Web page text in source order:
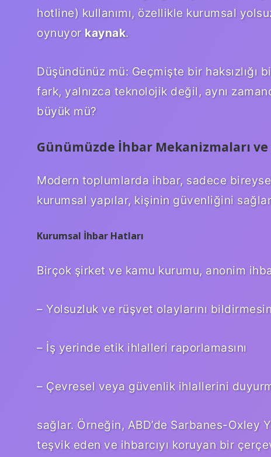
hotline) kullanımı, özellikle kurumsal
oynuyor kaynak.
Düşündünüz mü: Geçmişte bir
fark, yalnızca teknolojik değil, aynı
büyük mü?
Günümüzde İhbar Mekanizmaları
Modern toplumlarda ihbar, sadece
kurumsal yapılar, kişinin güvenliğini
Kurumsal İhbar Hatları
Birçok şirket ve kamu kurumu, anonim
– Yolsuzluk ve rüşvet olaylarını
– İş yerinde etik ihlalleri raporlamasını
– Çevresel veya güvenlik ihlallerini
sağlar. Örneğin, ABD’de Sarbanes-
teşvik eden ve ihbarcıyı koruyan bir